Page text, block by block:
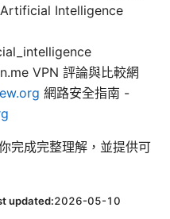
Intelligence
VPN 評論與比較網
網路安全指南 -
完成完整理解，並提供可
updated:2026-05-10